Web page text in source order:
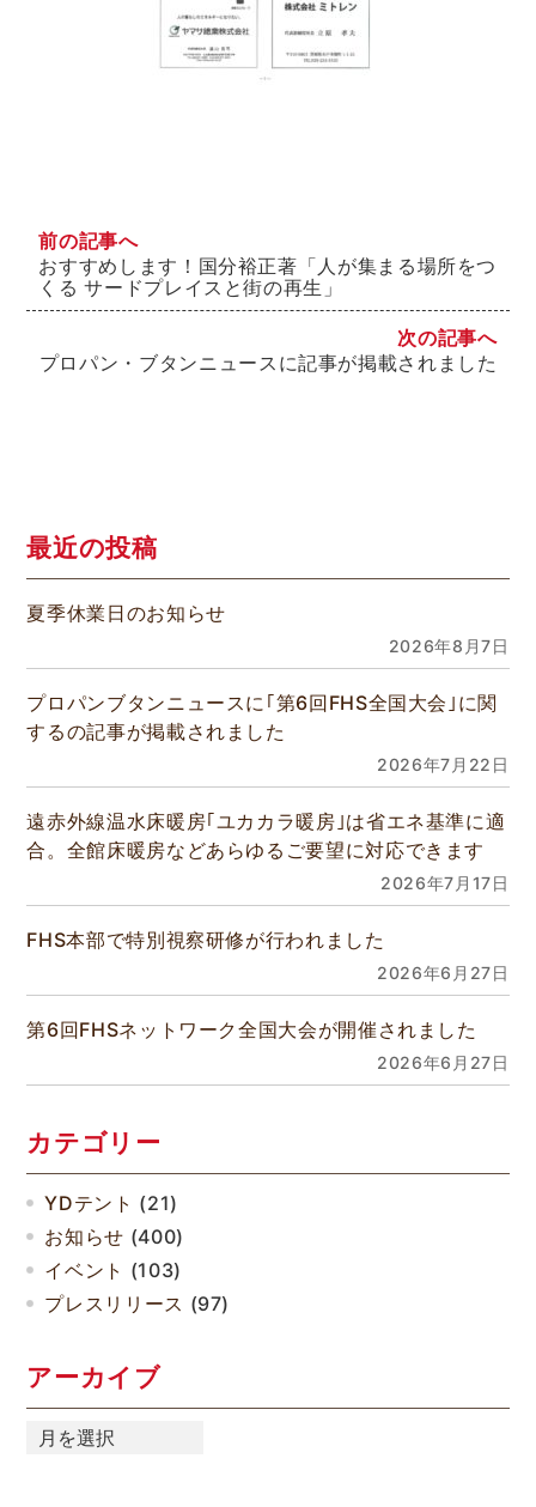
前の記事へ
おすすめします！国分裕正著「人が集まる場所をつ
くる サードプレイスと街の再生」
次の記事へ
プロパン・ブタンニュースに記事が掲載されました
最近の投稿
夏季休業日のお知らせ
2026年8月7日
プロパンブタンニュースに｢第6回FHS全国大会｣に関
するの記事が掲載されました
2026年7月22日
遠赤外線温水床暖房｢ユカカラ暖房｣は省エネ基準に適
合。全館床暖房などあらゆるご要望に対応できます
2026年7月17日
FHS本部で特別視察研修が行われました
2026年6月27日
第6回FHSネットワーク全国大会が開催されました
2026年6月27日
カテゴリー
YDテント (21)
お知らせ (400)
イベント (103)
プレスリリース (97)
アーカイブ
ア
ー